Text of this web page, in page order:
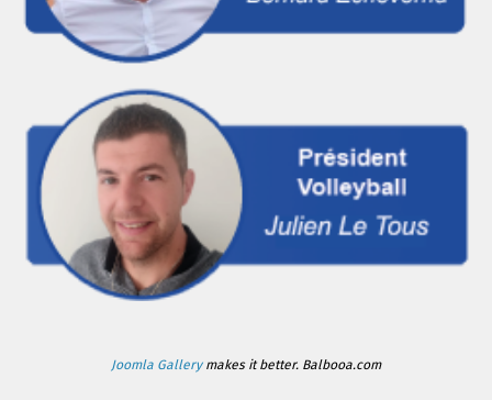
Joomla Gallerymakes it better. Balbooa.com